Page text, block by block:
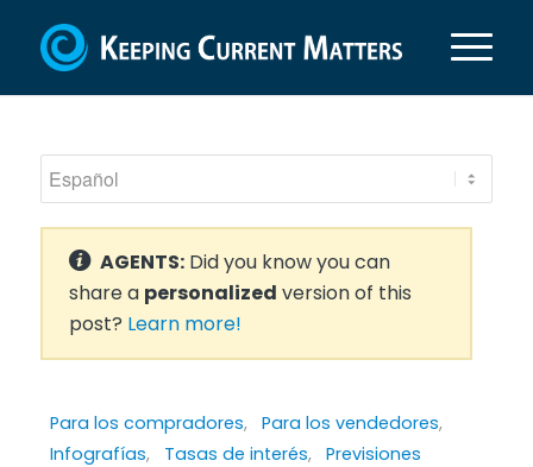
AGENTS:Did you know you can
share a personalized version of this
post? Learn more!
Para los compradores, Para los vendedores,
Infografías, Tasas de interés, Previsiones